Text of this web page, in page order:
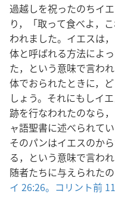
過越しを祝ったのちイ
り，「取って食べよ，
われました。イエスは
体と呼ばれる方法によ
た，という意味で言わ
体でおられたときに，
しょう。それにもしイ
跡を行なわれたのなら
ャ語聖書に述べられて
そのパンはイエスのか
る，という意味で言わ
随者たちに与えられた
イ 26:26。 コリント前